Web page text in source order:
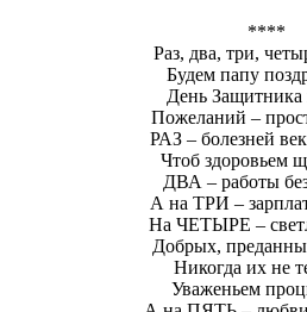
****
Раз, два, три,
Будем папу
День Защитника
Пожеланий –
РАЗ – болезней
Чтоб здоровьем
ДВА – работы без
А на ТРИ –
На ЧЕТЫРЕ –
Добрых,
Никогда их не
Уваженьем